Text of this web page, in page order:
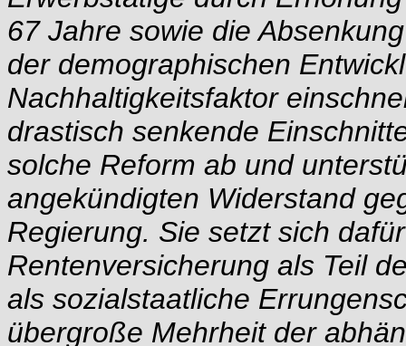
67 Jahre sowie die
der demographischen
Nachhaltigkeitsfaktor
drastisch senkende
solche Reform ab und
angekündigten Widerstand
Regierung. Sie setzt sich
Rentenversicherung als Teil
als sozialstaatliche
übergroße Mehrheit der